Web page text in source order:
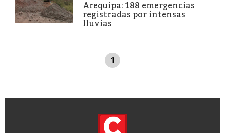
Arequipa: 188 emergencias
registradas por intensas
lluvias
1